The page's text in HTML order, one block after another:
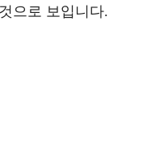
으로 보입니다.